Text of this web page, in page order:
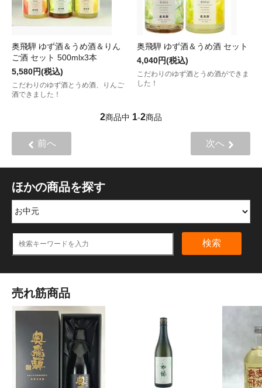
奥飛騨 ゆず酒＆うめ酒＆りん
ご酒 セット 500mlx3本
5,580円(税込)
こだわりのゆず酒とうめ酒、りんご
酒できました！
奥飛騨 ゆず酒＆うめ酒 セット
4,040円(税込)
こだわりのゆず酒とうめ酒ができま
した！
2商品中 1-2商品
前へ 次へ
ほかの商品を探す
検索
売れ筋商品